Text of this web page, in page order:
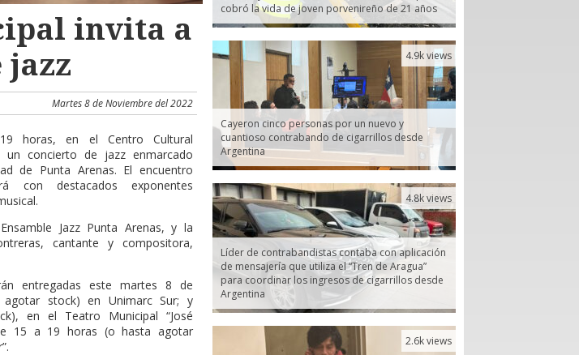
invita a
jazz
Martes 8 de Noviembre del 2022
horas, en el Centro Cultural
un concierto de jazz enmarcado
de Punta Arenas. El encuentro
destacados exponentes
Jazz Punta Arenas, y la
cantante y compositora,
entregadas este martes 8 de
stock) en Unimarc Sur; y
en el Teatro Municipal “José
15 a 19 horas (o hasta agotar
cobró la vida de joven porvenireño de 21 años
Cayeron cinco personas por un nuevo y
cuantioso contrabando de cigarrillos desde
Argentina
4.9k views
Líder de contrabandistas contaba con aplicación
de mensajería que utiliza el “Tren de Aragua”
para coordinar los ingresos de cigarrillos desde
Argentina
4.8k views
2.6k views